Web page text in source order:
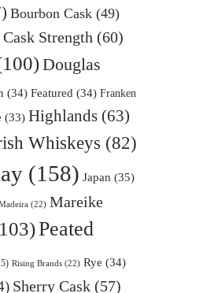
Bourbon Cask(49)
Cask Strength (60)
Douglas
(34) Featured (34) Franken
(33) Highlands(63)
Whiskeys (82)
(158) Japan (35)
(22) Mareike
Peated
Rising Brands(22) Rye (34)
Sherry Cask(57)